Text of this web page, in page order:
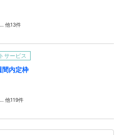
他13件
サービス
間内定枠
他119件